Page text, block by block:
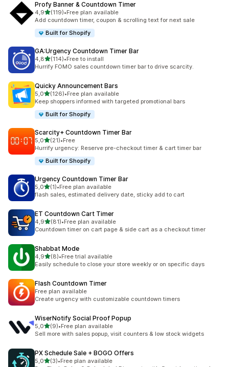
Profy Banner & Countdown Timer
4,95 yıldız üzerinden
(119)
toplam 119 değerlendirme
•Free plan available
Add countdown timer, coupon & scrolling text for next sale
Built for Shopify
GA:Urgency Countdown Timer Bar
4,85 yıldız üzerinden
(114)
toplam 114 değerlendirme
•Free to install
Hurrify FOMO sales countdown timer bar to drive scarcity.
Quicky Announcement Bars
5,05 yıldız üzerinden
(126)
toplam 126 değerlendirme
•Free plan available
Keep shoppers informed with targeted promotional bars
Built for Shopify
Scarcity+ Countdown Timer Bar
5,05 yıldız üzerinden
(21)
toplam 21 değerlendirme
•Free
Hurrify urgency: Reserve pre-checkout timer & cart timer bar
Built for Shopify
Urgency Countdown Timer Bar
5,05 yıldız üzerinden
(1)
toplam 1 değerlendirme
•Free plan available
flash sales, estimated delivery date, sticky add to cart
ET Countdown Cart Timer
4,95 yıldız üzerinden
(81)
toplam 81 değerlendirme
•Free plan available
Countdown timer on cart page & side cart as a checkout timer
Shabbat Mode
4,95 yıldız üzerinden
(8)
toplam 8 değerlendirme
•Free trial available
Easily schedule to close your store weekly or on specific days
Flash Countdown Timer
Free plan available
Create urgency with customizable countdown timers
WiserNotify Social Proof Popup
5,05 yıldız üzerinden
(9)
toplam 9 değerlendirme
•Free plan available
Sell more with sales popup, visit counters & low stock widgets
PX Schedule Sale + BOGO Offers
5,05 yıldız üzerinden
(3)
toplam 3 değerlendirme
•Free plan available